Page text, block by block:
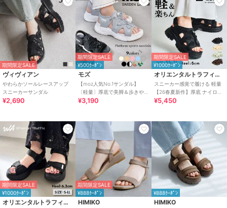
期間限定SALE
ヴィヴィアン
やわらかソールレースアップ
スニーカーサンダル
¥2,690
期間限定SALE
¥500ｸｰﾎﾟﾝ
モズ
【moz人気No.1サンダル】
〔軽量〕厚底で美脚＆歩きや
すい！疲れにくいフィット感
¥3,190
期間限定SALE
¥1000ｸｰﾎﾟﾝ
オリエンタルトラフィック
スニーカー感覚で履ける 軽量
【26春夏新作】厚底 ナイロン
スポーツサンダル /OT3232
¥5,450
期間限定SALE
¥1000ｸｰﾎﾟﾝ
オリエンタルトラフィック
期間限定SALE
¥888ｸｰﾎﾟﾝ
HIMIKO
¥888ｸｰﾎﾟﾝ
HIMIKO